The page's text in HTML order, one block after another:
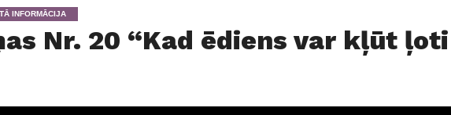
INFORMĀCIJA
Nr. 20 “Kad ēdiens var kļūt ļoti